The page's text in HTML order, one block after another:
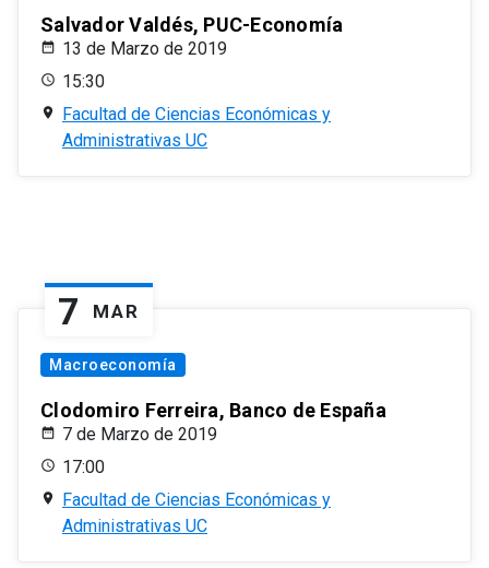
Salvador Valdés, PUC-Economía
13 de Marzo de 2019
15:30
Facultad de Ciencias Económicas y
Administrativas UC
7 MAR
Macroeconomía
Clodomiro Ferreira, Banco de España
7 de Marzo de 2019
17:00
Facultad de Ciencias Económicas y
Administrativas UC